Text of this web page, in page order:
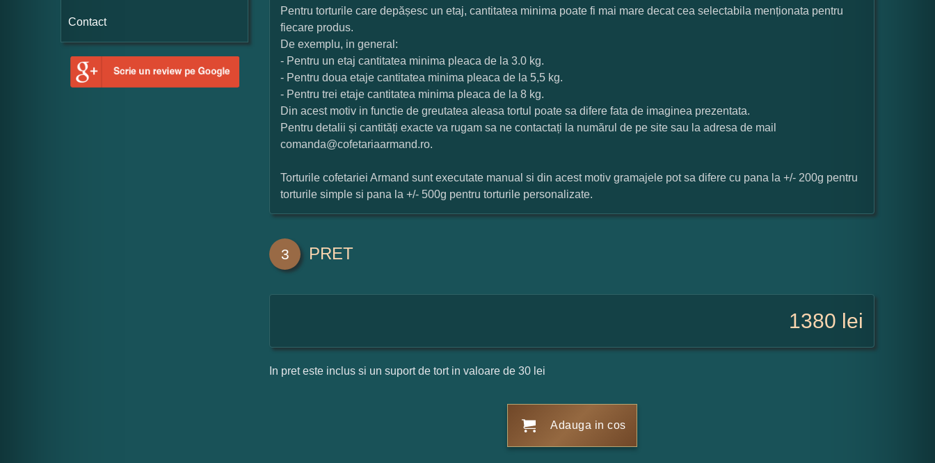
Contact
Pentru torturile care depășesc un etaj, cantitatea minima poate fi mai mare decat cea selectabila menționata pentru
fiecare produs.
De exemplu, in general:
- Pentru un etaj cantitatea minima pleaca de la 3.0 kg.
- Pentru doua etaje cantitatea minima pleaca de la 5,5 kg.
- Pentru trei etaje cantitatea minima pleaca de la 8 kg.
Din acest motiv in functie de greutatea aleasa tortul poate sa difere fata de imaginea prezentata.
Pentru detalii și cantități exacte va rugam sa ne contactați la numărul de pe site sau la adresa de mail
comanda@cofetariaarmand.ro.
Torturile cofetariei Armand sunt executate manual si din acest motiv gramajele pot sa difere cu pana la +/- 200g pentru
torturile simple si pana la +/- 500g pentru torturile personalizate.
3 PRET
1380 lei
In pret este inclus si un suport de tort in valoare de 30 lei
Adauga in cos